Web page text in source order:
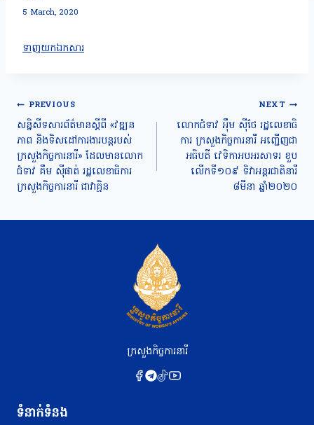
5 March, 2020
ទាញយកឯកសារ
Post
navigation
PREVIOUS
សន្និសីទសារព័ត៌មានស្តីពី «វឌ្ឍន
ភាព និងទិសដៅការងារបន្តរបស់
ក្រសួងកិច្ចការនារី» ដែលមានលោក
ជំទាវ គឹម ស៊ីផាត់ រដ្ឋលេខាធិការ
ក្រសួងកិច្ចការនារី ជាវាគ្មិន
NEXT
លោកជំទាវ អុឹម សុីថែ រដ្ឋលេខាធិ
ការ ក្រសួងកិច្ចការនារី អញ្ជើញជា
អធិបតី វេទិកាអបអរសាទរ ខួប
លើកទី១០៩ ទិវាអន្តរជាតិនារី
៨មីនា ឆ្នាំ២០២០
ក្រសួងកិច្ចការនារី
ទំនាក់ទំនង